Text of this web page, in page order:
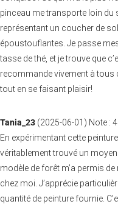
pinceau me transporte loin du
représentant un coucher de
époustouflantes. Je passe
tasse de thé, et je trouve que
recommande vivement à tous
tout en se faisant plaisir!
Tania_23 (2025-06-01 ) Note :
En expérimentant cette
véritablement trouvé un
modèle de forêt m’a permis
chez moi. J’apprécie
quantité de peinture fournie.